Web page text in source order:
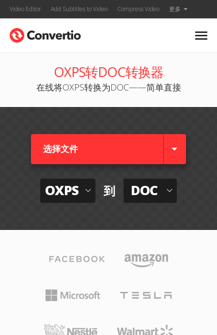
Video Editor Add Subtitles to Video Compress Video 更多
OXPS转DOC转换器
在线将OXPS转换为DOC——简单直接
选择文件
OXPS 到 DOC